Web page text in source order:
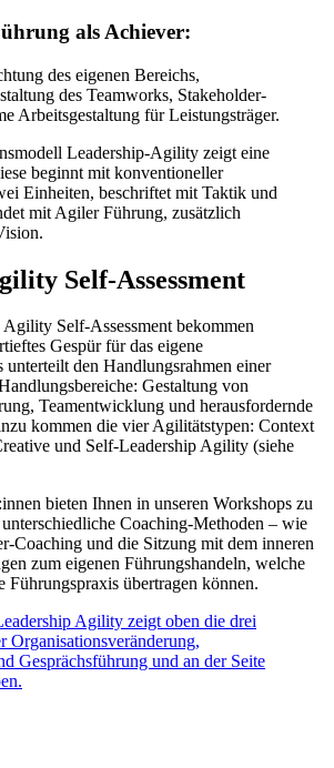
als Achiever:
des eigenen Bereichs,
des Teamworks, Stakeholder-
Arbeitsgestaltung für Leistungsträger.
Self-Assessment
Self-Assessment bekommen
Gespür für das eigene
unterteilt den Handlungsrahmen einer
Gestaltung von
Teamentwicklung und herausfordernde
kommen die vier Agilitätstypen: Context
und Self-Leadership Agility (siehe
bieten Ihnen in unseren Workshops zu
Coaching-Methoden – wie
Coaching und die Sitzung mit dem inneren
zum eigenen Führungshandeln, welche
Führungspraxis übertragen können.